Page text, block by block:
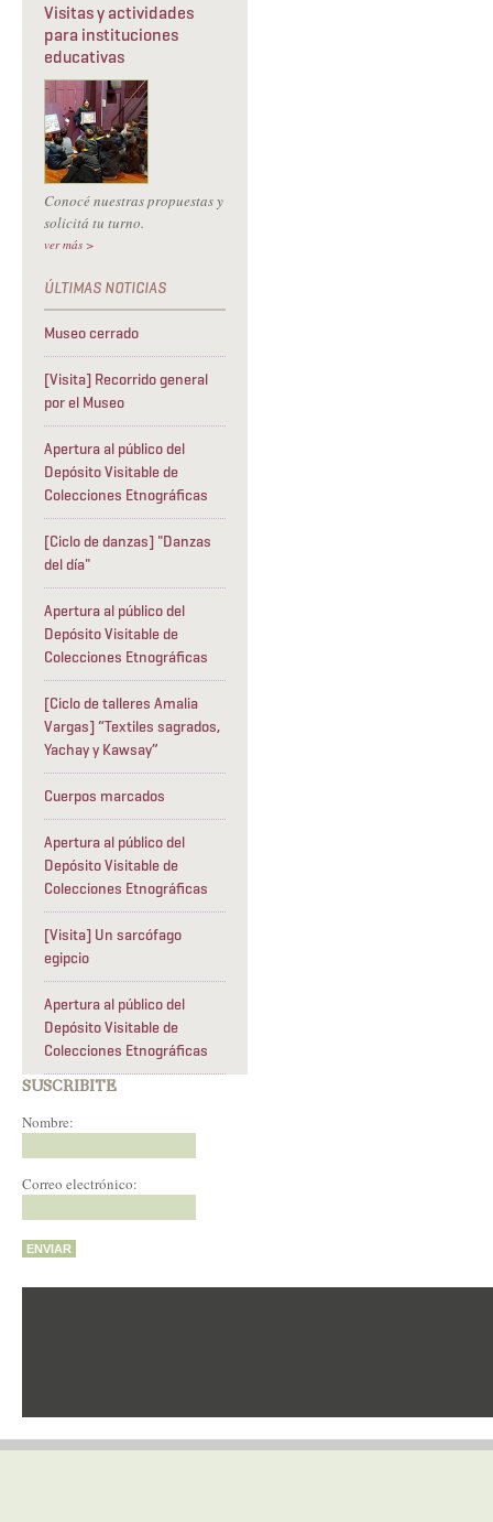
Visitas y actividades
para instituciones
educativas
Conocé nuestras propuestas y
solicitá tu turno.
ver más >
Museo cerrado
[Visita] Recorrido general
por el Museo
Apertura al público del
Depósito Visitable de
Colecciones Etnográficas
[Ciclo de danzas] "Danzas
del día"
Apertura al público del
Depósito Visitable de
Colecciones Etnográficas
[Ciclo de talleres Amalia
Vargas] “Textiles sagrados,
Yachay y Kawsay”
Cuerpos marcados
Apertura al público del
Depósito Visitable de
Colecciones Etnográficas
[Visita] Un sarcófago
egipcio
Apertura al público del
Depósito Visitable de
Colecciones Etnográficas
SUSCRIBITE
Nombre:
Correo electrónico: